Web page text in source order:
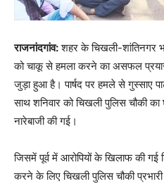
राजनांदगांव:शहर के चिखली-शांतिनगर
को चाकू से हमला करने का असफल
जुड़ा हुआ है। पार्षद पर हमले से गुस्साए
साथ शनिवार को चिखली पुलिस चौकी
नारेबाजी की गई।
जिसमें पूर्व में आरोपियों के खिलाफ की गई
करने के लिए चिखली पुलिस चौकी